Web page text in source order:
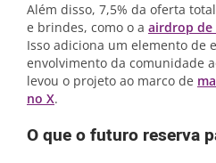
Além disso, 7,5% da oferta
e brindes, como o a airdrop de
Isso adiciona um elemento de
envolvimento da comunidade
levou o projeto ao marco de
no X.
O que o futuro reserva